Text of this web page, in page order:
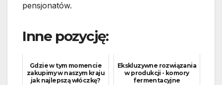
pensjonatów.
Inne pozycję:
Gdzie w tym momencie
zakupimy w naszym kraju
jak najlepszą włóczkę?
Ekskluzywne rozwiązania
w produkcji - komory
fermentacyjne